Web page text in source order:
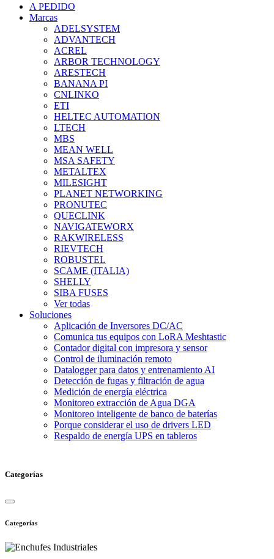
A PEDIDO
Marcas
ADELSYSTEM
ADVANTECH
ACREL
ARBOR TECHNOLOGY
ARESTECH
BANANA PI
CNLINKO
ETI
HELTEC AUTOMATION
LTECH
MBS
MEAN WELL
MSA SAFETY
METALTEX
MILESIGHT
PLANET NETWORKING
PRONUTEC
QUECLINK
NAVIGATEWORX
RAKWIRELESS
RIEVTECH
ROBUSTEL
SCAME (ITALIA)
SHELLY
SIBA FUSES
Ver todas
Soluciones
Aplicación de Inversores DC/AC
Comunica tus equipos con LoRA Meshtastic
Contador digital con impresora y sensor
Control de iluminación remoto
Datalogger para datos y entrenamiento AI
Detección de fugas y filtración de agua
Medición de energía eléctrica
Monitoreo extracción de Agua DGA
Monitoreo inteligente de banco de baterías
Porque considerar el uso de drivers LED
Respaldo de energía UPS en tableros
Categorías
Categorías